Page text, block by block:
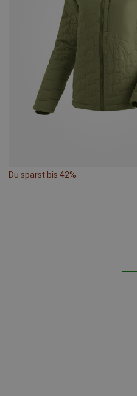
Du sparst bis 42%